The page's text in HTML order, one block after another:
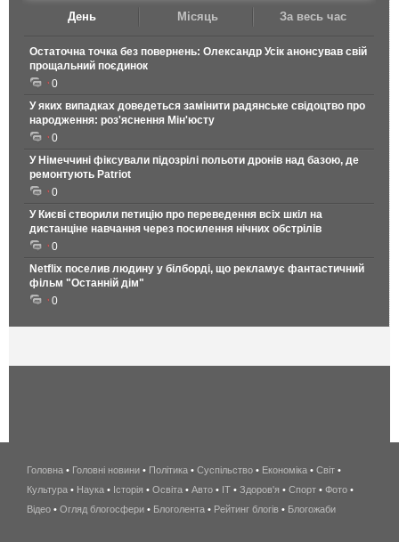
День Місяць За весь час
Остаточна точка без повернень: Олександр Усік анонсував свій
прощальний поєдинок
0
У яких випадках доведеться замінити радянське свідоцтво про
народження: роз'яснення Мін'юсту
0
У Німеччині фіксували підозрілі польоти дронів над базою, де
ремонтують Patriot
0
У Києві створили петицію про переведення всіх шкіл на
дистанціне навчання через посилення нічних обстрілів
0
Netflix поселив людину у білборді, що рекламує фантастичний
фільм "Останній дім"
0
беспроводной
интернет
киев
Головна • Головні новини • Політика • Суспільство • Економіка • Світ •
Культура • Наука • Історія • Освіта • Авто • IT • Здоров'я • Спорт • Фото •
Відео • Огляд блогосфери • Блоголента • Рейтинг блогів • Блогожаби